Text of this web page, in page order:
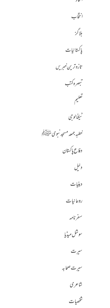
انتخاب
بلاگز
پاکستانیات
تازہ ترین خبریں
تبصرہ کتب
تعلیم
ٹیکنالوجی
خطبہ جمعہ مسجد نبوی ﷺ
دفاع پاکستان
دلیل
دینیات
روحانیات
سفرنامہ
سوشل میڈیا
سیرت
سیرت صحابہ
شاعری
شخصیات